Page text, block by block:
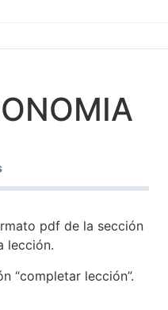
pdf de la sección
lección.
“completar lección”.